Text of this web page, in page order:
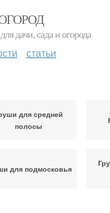
дачи, сада и огорода
статьи
для средней
полосы
для подмосковья